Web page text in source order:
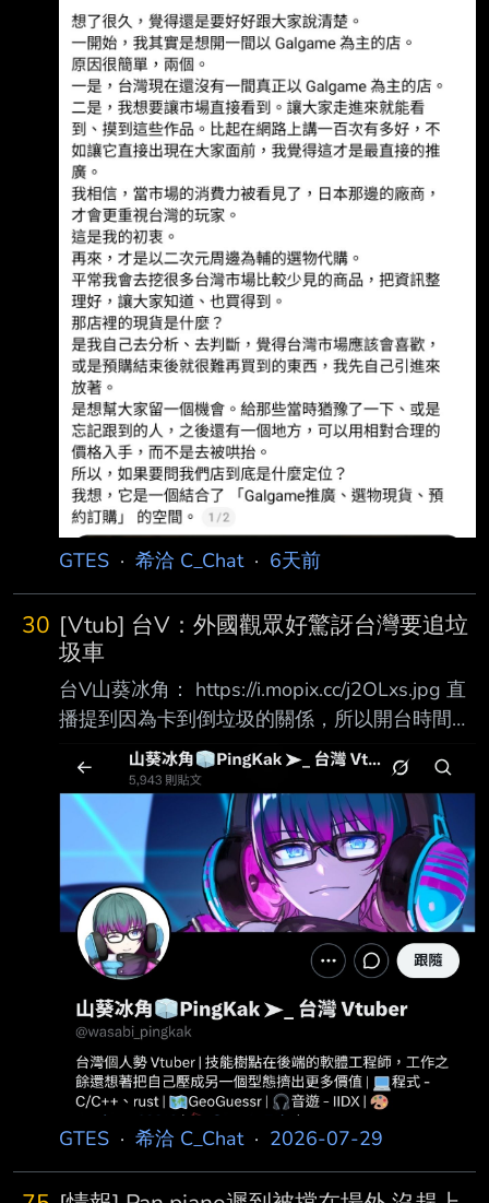
GTES · 希洽 C_Chat· 6天前
30 [Vtub] 台V：外國觀眾好驚訝台灣要追垃
圾車
台V山葵冰角： https://i.mopix.cc/j2OLxs.jpg 直
播提到因為卡到倒垃圾的關係，所以開台時間微
調 外國觀眾： 什麼? 台灣倒垃圾要自己去找垃
圾車? 我： 也不用真的追，台北的會固定時間在
定點停十分鐘，那段時間下去倒就好。 南部觀
眾： 什麼? 台北的垃圾車會停在定點?
https://i.mopix.cc/py0pCI.jpg 心得： 定點停真的
比較友好耶 不然有時候垃圾車遲到就會等很久
想要掐點下去又容易錯過 -- 了解 那我加一張圖
上去
GTES · 希洽 C_Chat· 2026-07-29